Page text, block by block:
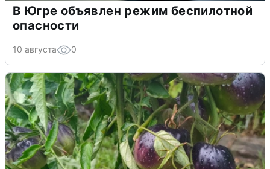
В Югре объявлен режим беспилотной
опасности
10 августа 0